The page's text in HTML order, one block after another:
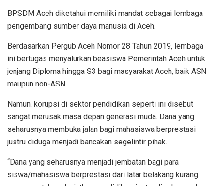
BPSDM Aceh diketahui memiliki mandat sebagai lembaga
pengembang sumber daya manusia di Aceh.
Berdasarkan Pergub Aceh Nomor 28 Tahun 2019, lembaga
ini bertugas menyalurkan beasiswa Pemerintah Aceh untuk
jenjang Diploma hingga S3 bagi masyarakat Aceh, baik ASN
maupun non-ASN.
Namun, korupsi di sektor pendidikan seperti ini disebut
sangat merusak masa depan generasi muda. Dana yang
seharusnya membuka jalan bagi mahasiswa berprestasi
justru diduga menjadi bancakan segelintir pihak.
“Dana yang seharusnya menjadi jembatan bagi para
siswa/mahasiswa berprestasi dari latar belakang kurang